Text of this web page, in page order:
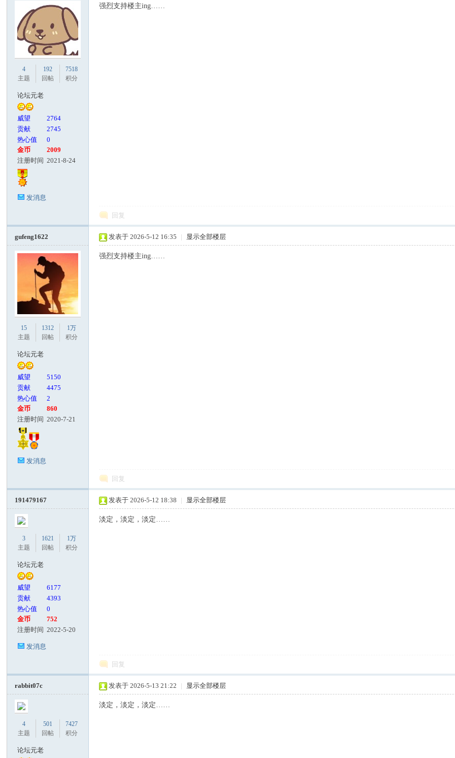
4
主题
192
回帖
7518
积分
论坛元老
威望
2764
贡献
2745
热心值
0
金币
2009
注册时间 2021-8-24
发消息
强烈支持楼主ing……
回复
gufeng1622
15
主题
1312
回帖
1万
积分
论坛元老
威望
5150
贡献
4475
热心值
2
金币
860
注册时间 2020-7-21
发消息
发表于 2026-5-12 16:35 | 显示全部楼层
强烈支持楼主ing……
回复
191479167
3
主题
1621
回帖
1万
积分
论坛元老
威望
6177
贡献
4393
热心值
0
金币
752
注册时间 2022-5-20
发消息
发表于 2026-5-12 18:38 | 显示全部楼层
淡定，淡定，淡定……
回复
rabbit07c
4
主题
501
回帖
7427
积分
论坛元老
发表于 2026-5-13 21:22 | 显示全部楼层
淡定，淡定，淡定……